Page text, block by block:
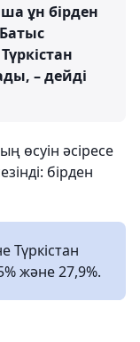
ұн бірден
– дейді
өсуін әсіресе
бірден
Түркістан
және 27,9%.